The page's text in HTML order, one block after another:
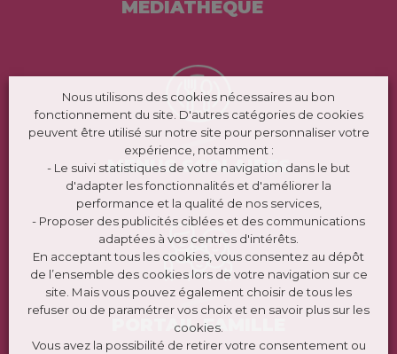
MÉDIATHÈQUE
MENUS SCOLAIRES
PORTAIL FAMILLE
Nous utilisons des cookies nécessaires au bon
fonctionnement du site. D'autres catégories de cookies
peuvent être utilisé sur notre site pour personnaliser votre
expérience, notamment :
- Le suivi statistiques de votre navigation dans le but
d'adapter les fonctionnalités et d'améliorer la
performance et la qualité de nos services,
- Proposer des publicités ciblées et des communications
adaptées à vos centres d'intérêts.
En acceptant tous les cookies, vous consentez au dépôt
de l’ensemble des cookies lors de votre navigation sur ce
site. Mais vous pouvez également choisir de tous les
refuser ou de paramétrer vos choix et en savoir plus sur les
cookies.
Vous avez la possibilité de retirer votre consentement ou